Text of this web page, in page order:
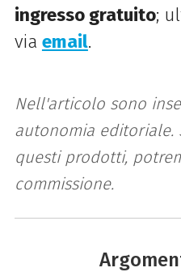
ingresso gratuito;
via email.
Nell'articolo sono
autonomia editoriale.
questi prodotti,
commissione.